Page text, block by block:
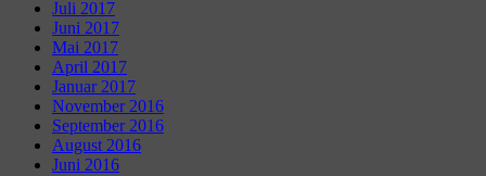
Juli 2017
Juni 2017
Mai 2017
April 2017
Januar 2017
November 2016
September 2016
August 2016
Juni 2016